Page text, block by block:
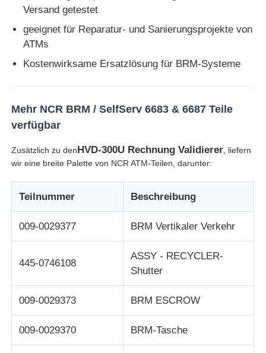
Glory NMD ATM-Teile
OKI ATM-Teile
Genmega ATM -Teile
Banknoten-Sortierer
Ersatzteile für Geldautomaten
Versand getestet
geeignet für Reparatur- und Sanierungsprojekte von
ATMs
Kostenwirksame Ersatzlösung für BRM-Systeme
Mehr NCR BRM / SelfServ 6683 & 6687 Teile
verfügbar
Zusätzlich zu denHVD-300U Rechnung Validierer , liefern
wir eine breite Palette von NCR ATM-Teilen, darunter:
Teilnummer Beschreibung
009-0029377 BRM Vertikaler Verkehr
445-0746108
ASSY - RECYCLER-
Shutter
009-0029373 BRM ESCROW
009-0029370 BRM-Tasche